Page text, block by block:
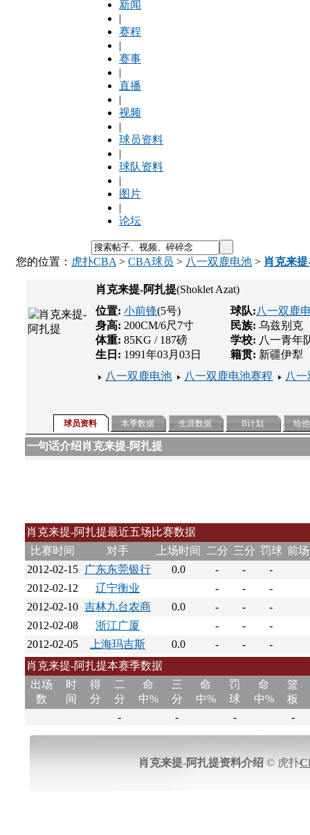
新闻
|
赛程
|
赛事
|
直播
|
视频
|
球员资料
|
球队资料
|
图片
|
论坛
您的位置： 虎扑CBA > CBA球员 > 八一双鹿电池 > 肖克来
肖克来提-阿扎提(Shoklet Azat)
位置:小前锋(5号)
身高: 200CM/6尺7寸
体重:85KG / 187磅
生日: 1991年03月03日
球队:八一双鹿
民族: 乌兹别克
学校: 八一青年
籍贯: 新疆伊犁
八一双鹿电池
八一双鹿电池赛程 八
球员资料 本季数据 生涯数据 B计划 给
一句话介绍肖克来提-阿扎提
肖克来提-阿扎提最近五场比赛数据
比赛时间
对手 上场时间 二分 三分 罚球 前场
2012-02-15
广东东莞银行 0.0 - -
-
2012-02-12
辽宁衡业 - -
-
2012-02-10 吉林九台农商 0.0 - -
-
2012-02-08
浙江广厦 - -
-
2012-02-05
上海玛吉斯 0.0 - -
-
肖克来提-阿扎提本赛季数据
出场
数
时
间
得
分
二
分
命
中%
三
分
命
中%
罚
球
命
中%
篮
板
-
- - -
肖克来提-阿扎提资料介绍 © 虎扑